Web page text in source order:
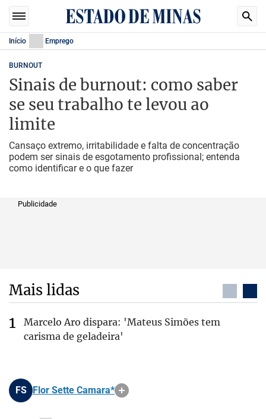
Início Emprego
BURNOUT
Sinais de burnout: como saber
se seu trabalho te levou ao
limite
Cansaço extremo, irritabilidade e falta de concentração
podem ser sinais de esgotamento profissional; entenda
como identificar e o que fazer
Publicidade
Mais lidas
Marcelo Aro dispara: 'Mateus Simões tem
carisma de geladeira'
FS Flor Sette Camara*